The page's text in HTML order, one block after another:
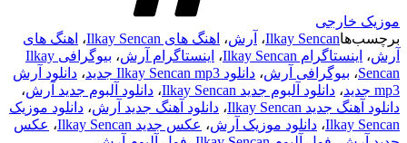
موزیک خارجی
برچسب‌هاIlkay Sencan، آرش، اهنگ های Ilkay Sencan ، اهنگ های
آرش، اینستاگرام Ilkay Sencan ، اینستاگرام آرش،
بیوگرافی Ilkay
Sencan، بیوگرافی آرش، دانلود Ilkay Sencan mp3 جدید ، دانلود آرش
mp3 جدید
، دانلود آلبوم جدید Ilkay Sencan ، دانلود آلبوم جدید آرش،
دانلود آهنگ جدید Ilkay Sencan
، دانلود آهنگ جدید آرش، دانلود موزیک
Ilkay Sencan، دانلود موزیک آرش، عکس جدید Ilkay Sencan ، عکس